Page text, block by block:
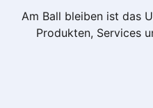
Am Ball bleiben ist das
Produkten, Services